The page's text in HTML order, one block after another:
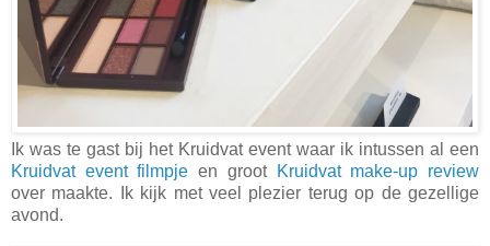
Ik was te gast bij het Kruidvat event waar ik intussen al een
Kruidvat event filmpje en groot Kruidvat make-up review
over maakte. Ik kijk met veel plezier terug op de gezellige
avond.